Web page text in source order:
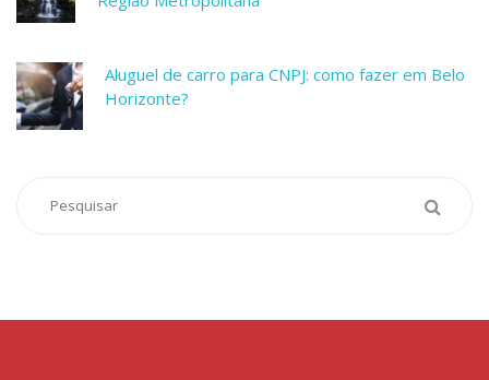
Aluguel de carro para CNPJ: como fazer em Belo
Horizonte?